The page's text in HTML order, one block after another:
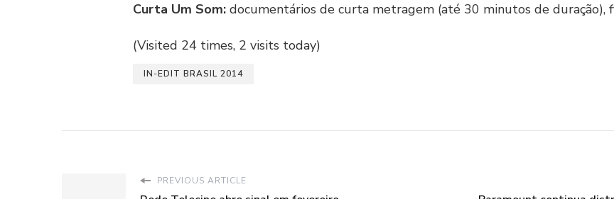
Curta Um Som: documentários de curta metragem (até 30 minutos de duração),
(Visited 24 times, 2 visits today)
IN-EDIT BRASIL 2014
PREVIOUS ARTICLE